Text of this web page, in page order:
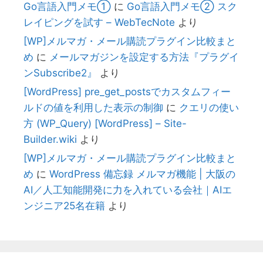
Go言語入門メモ① に Go言語入門メモ② スク
レイピングを試す – WebTecNote より
[WP]メルマガ・メール購読プラグイン比較まと
め に メールマガジンを設定する方法『プラグイ
ンSubscribe2』
より
[WordPress] pre_get_postsでカスタムフィー
ルドの値を利用した表示の制御 に クエリの使い
方 (WP_Query) [WordPress] – Site-
Builder.wiki より
[WP]メルマガ・メール購読プラグイン比較まと
め に WordPress 備忘録 メルマガ機能 | 大阪の
AI／人工知能開発に力を入れている会社｜AIエ
ンジニア25名在籍 より